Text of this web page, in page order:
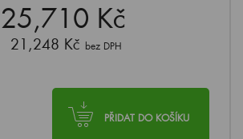
25,710 Kč
21,248 Kč bez DPH
PŘIDAT DO KOŠÍKU